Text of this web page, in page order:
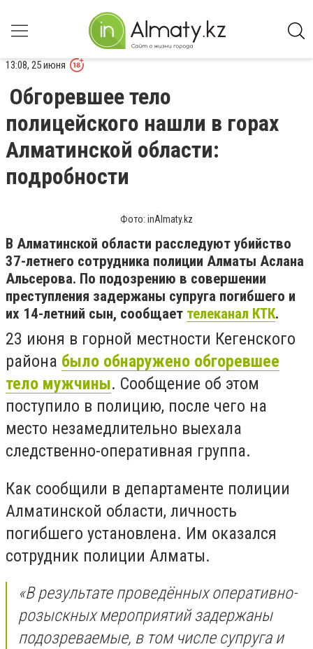
13:08, 25 июня
Обгоревшее тело
полицейского нашли в горах
Алматинской области:
подробности
Фото: inAlmaty.kz
В Алматинской области расследуют убийство
37-летнего сотрудника полиции Алматы Аслана
Альсерова. По подозрению в совершении
преступления задержаны супруга погибшего и
их 14-летний сын, сообщает телеканал КТК.
23 июня в горной местности Кегенского
района было обнаружено обгоревшее
тело мужчины. Сообщение об этом
поступило в полицию, после чего на
место незамедлительно выехала
следственно-оперативная группа.
Как сообщили в департаменте полиции
Алматинской области, личность
погибшего установлена. Им оказался
сотрудник полиции Алматы.
«В результате проведённых оперативно-
розыскных мероприятий задержаны
подозреваемые, в том числе супруга и